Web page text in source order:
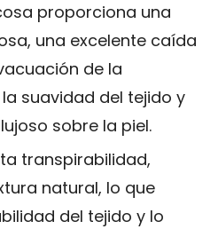
proporciona una
una excelente caída
de la
suavidad del tejido y
sobre la piel.
transpirabilidad,
natural, lo que
del tejido y lo